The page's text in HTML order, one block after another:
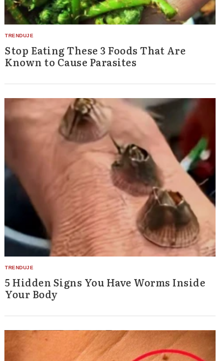
Stop Eating These 3 Foods That Are
Known to Cause Parasites
5 Hidden Signs You Have Worms Inside
Your Body